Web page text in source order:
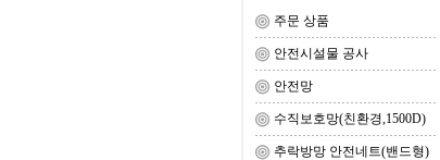
주문 상품
안전시설물 공사
안전망
수직보호망(친환경,1500D)
추락방망 안전네트(밴드형)